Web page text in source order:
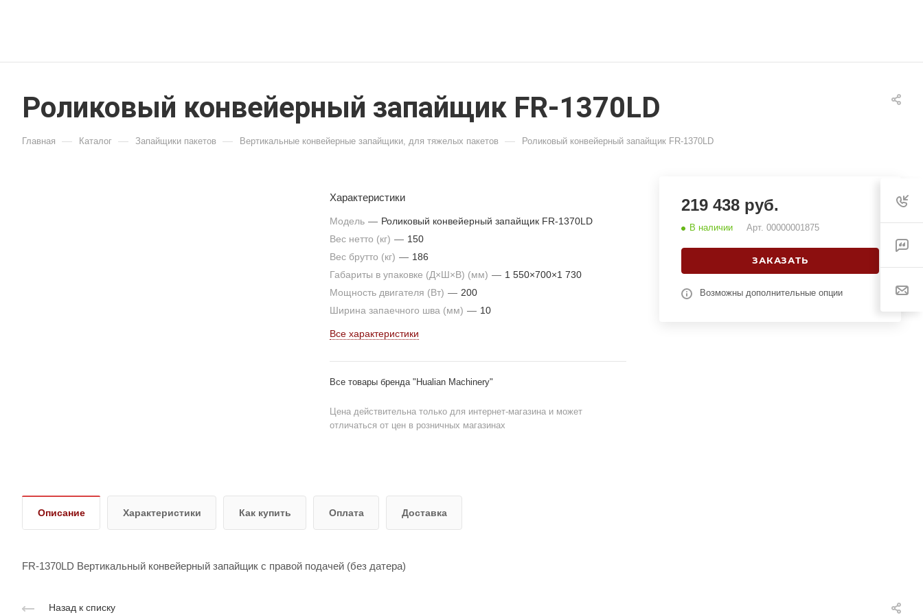
Роликовый конвейерный запайщик FR-1370LD
Главная — Каталог — Запайщики пакетов — Вертикальные конвейерные запайщики, для тяжелых пакетов — Роликовый конвейерный запайщик FR-1370LD
219 438 руб.
В наличии Арт. 00000001875
ЗАКАЗАТЬ
Возможны дополнительные опции
Характеристики
Модель — Роликовый конвейерный запайщик FR-1370LD
Вес нетто (кг) — 150
Вес брутто (кг) — 186
Габариты в упаковке (Д×Ш×В) (мм) — 1 550×700×1 730
Мощность двигателя (Вт) — 200
Ширина запаечного шва (мм) — 10
Все характеристики
Все товары бренда "Hualian Machinery"
Цена действительна только для интернет-магазина и может
отличаться от цен в розничных магазинах
Описание Характеристики Как купить Оплата Доставка
FR-1370LD Вертикальный конвейерный запайщик с правой подачей (без датера)
Назад к списку